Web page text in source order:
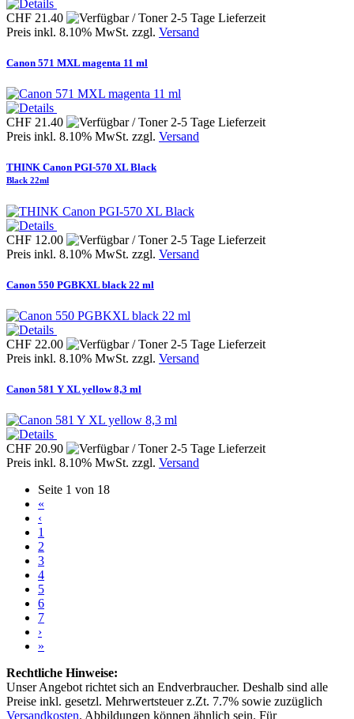
CHF 21.40
Preis inkl. 8.10% MwSt. zzgl. Versand
Canon 571 MXL magenta 11 ml
CHF 21.40
Preis inkl. 8.10% MwSt. zzgl. Versand
THINK Canon PGI-570 XL Black
Black 22ml
CHF 12.00
Preis inkl. 8.10% MwSt. zzgl. Versand
Canon 550 PGBKXL black 22 ml
CHF 22.00
Preis inkl. 8.10% MwSt. zzgl. Versand
Canon 581 Y XL yellow 8,3 ml
CHF 20.90
Preis inkl. 8.10% MwSt. zzgl. Versand
Seite 1 von 18
«
‹
1
2
3
4
5
6
7
›
»
Rechtliche Hinweise:
Unser Angebot richtet sich an Endverbraucher. Deshalb sind alle
Preise inkl. gesetzl. Mehrwertsteuer z.Zt. 7.7% sowie zuzüglich
Versandkosten. Abbildungen können ähnlich sein. Für